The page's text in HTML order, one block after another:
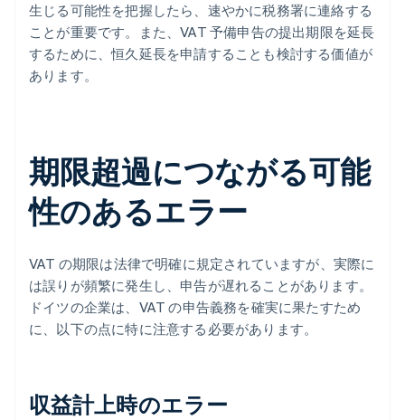
生じる可能性を把握したら、速やかに税務署に連絡する
ことが重要です。また、VAT 予備申告の提出期限を延長
するために、恒久延長を申請することも検討する価値が
あります。
期限超過につながる可能
性のあるエラー
VAT の期限は法律で明確に規定されていますが、実際に
は誤りが頻繁に発生し、申告が遅れることがあります。
ドイツの企業は、VAT の申告義務を確実に果たすため
に、以下の点に特に注意する必要があります。
収益計上時のエラー